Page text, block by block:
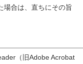
合は、直ちにその旨
（旧Adobe Acrobat